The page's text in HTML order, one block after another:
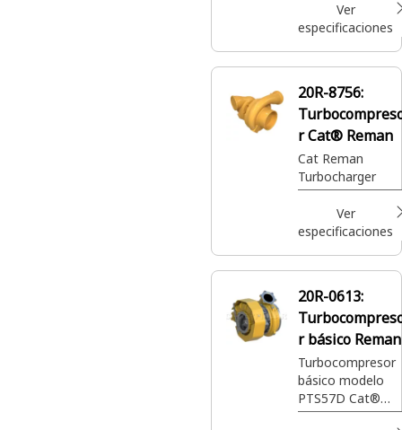
Ver
especificaciones
20R-8756:
r Cat® Reman
Cat Reman
Turbocharger
Ver
especificaciones
20R-0613:
r básico Reman
Turbocompresor
básico modelo
PTS57D Cat®
Reman